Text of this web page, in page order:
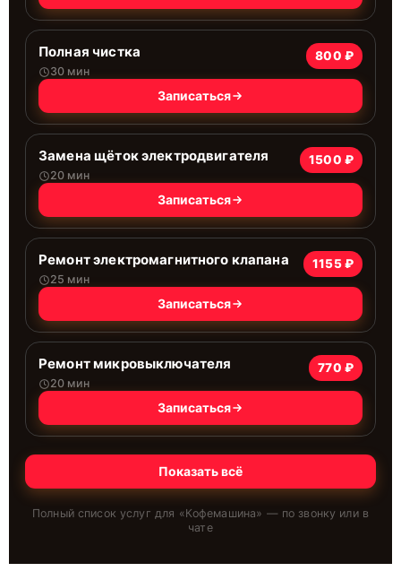
Полная чистка
30 мин
800 ₽
Записаться
Замена щёток электродвигателя
20 мин
1500 ₽
Записаться
Ремонт электромагнитного клапана
25 мин
1155 ₽
Записаться
Ремонт микровыключателя
20 мин
770 ₽
Записаться
Показать всё
Полный список услуг для «Кофемашина» — по звонку или в
чате